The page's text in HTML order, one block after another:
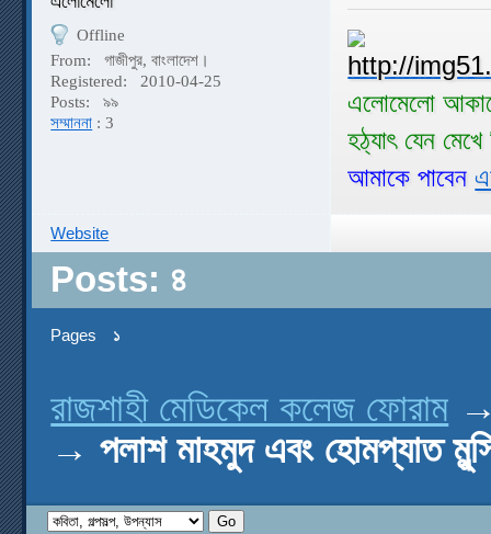
Offline
From:
গাজীপুর, বাংলাদেশ।
Registered:
2010-04-25
Posts:
৯৯
সম্মাননা : 3
এলোমেলো
হঠ্যাৎ যেন
আমাকে পাবেন
Website
Posts: ৪
Pages ১
রাজশাহী মেডিকেল কলেজ ফোরাম
→পলাশ মাহমুদ এবং হোমপ্যাত